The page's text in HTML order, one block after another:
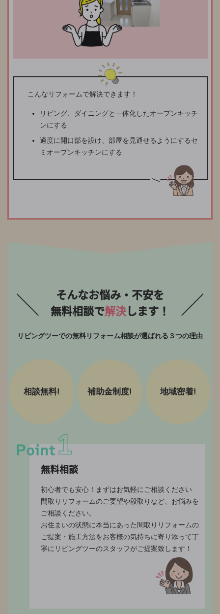
こんなリフォームで解決できます！
リビング、ダイニングと一体化したオープンキッチ
ンにする
適度に開口部を設け、部屋を見通せるようにするセ
ミオープンキッチンにする
そんなお悩み・不安を
無料相談で解決します！
リビングツーでの無料リフォーム相談が選ばれる３つの理由
相談無料! 補助金制度! 地域密着!
無料相談
初心者でも安心！まずはお気軽にご相談ください
間取りリフォームのご要望や段取りなど、お悩みを
ご相談ください。
お住まいの状態に本当にあった間取りリフォームの
ご提案・施工方法をお客様の気持ちに寄り添って丁
寧にリビングツーのスタッフがご提案致します！